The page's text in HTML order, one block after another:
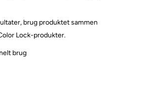
brug produktet sammen
Lock-produkter.
brug